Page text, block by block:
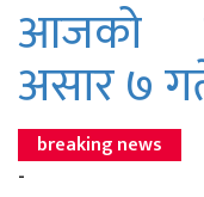
आजको
असार ७
breaking news
-